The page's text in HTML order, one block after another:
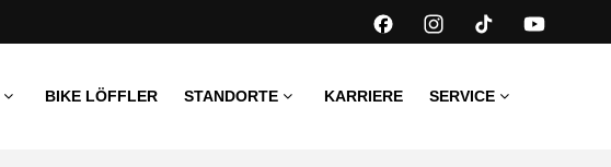
BIKE LÖFFLER STANDORTE KARRIERE SERVICE